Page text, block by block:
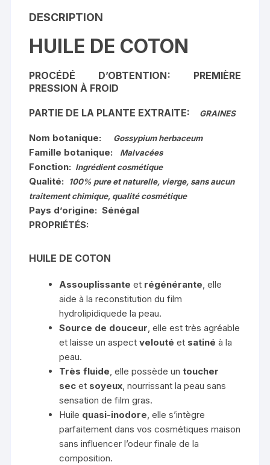
DESCRIPTION
HUILE DE COTON
PROCÉDÉ D’OBTENTION: PREMIÈRE
PRESSION À FROID
PARTIE DE LA PLANTE EXTRAITE: GRAINES
Nom botanique: Gossypium herbaceum
Famille botanique: Malvacées
Fonction: Ingrédient cosmétique
Qualité:
100% pure et naturelle, vierge, sans aucun
traitement chimique, qualité cosmétique
Pays d’origine: Sénégal
PROPRIÉTÉS:
HUILE DE COTON
Assouplissante et régénérante, elle
aide à la reconstitution dufilm
hydrolipidiquede la peau.
Source de douceur, elle est très agréable
et laisse un aspectveloutéet satiné à la
peau.
Très fluide, elle possède untoucher
sec et soyeux, nourrissant la peau sans
sensation de film gras.
Huile quasi-inodore, elle s’intègre
parfaitement dans vos cosmétiques maison
sans influencer l’odeur finale de la
composition.